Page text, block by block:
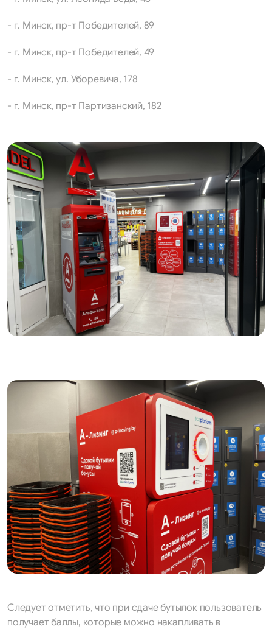
- г. Минск, пр-т Победителей, 89
- г. Минск, пр-т Победителей, 49
- г. Минск, ул. Уборевича, 178
- г. Минск, пр-т Партизанский, 182
Следует отметить, что при сдаче бутылок пользователь
получает баллы, которые можно накапливать в